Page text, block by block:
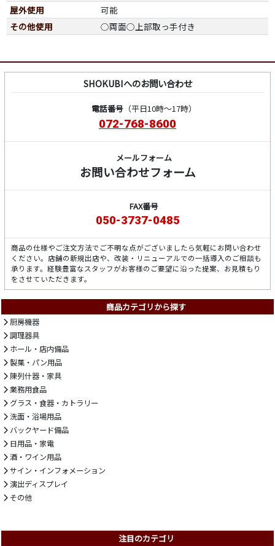
屋外使用
可能
その他使用
○両面○上部取っ手付き
SHOKUBIへのお問い合わせ
電話番号（平日10時～17時）
072-768-8600
メールフォーム
お問い合わせフォーム
FAX番号
050-3737-0485
商品の仕様やご注文方法でご不明な点がございましたら気軽にお問い合わせ
ください。店舗の新規出店や、改装・リニューアルでの一括導入のご相談も
承ります。経験豊富なスタッフがお客様のご要望に沿った提案、お見積もり
をさせていただきます。
商品カテゴリから探す
厨房機器
調理器具
ホール・店内備品
製菓・パン用品
陳列什器・家具
業務用食品
グラス・食器・カトラリー
洗面・浴場用品
バックヤード備品
日用品・家電
酒・ワイン用品
サイン・インフォメーション
演出ディスプレイ
その他
注目のカテゴリ